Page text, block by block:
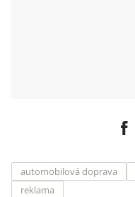
automobilová doprava
reklama